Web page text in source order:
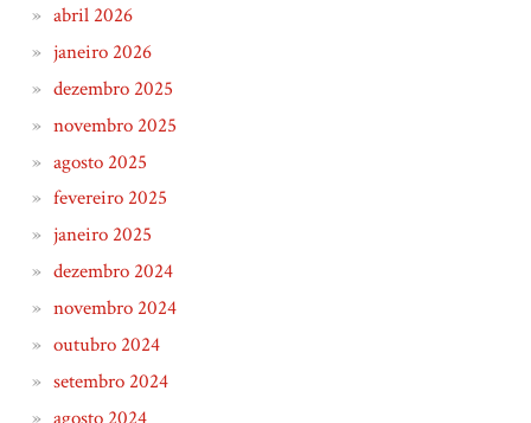
abril 2026
janeiro 2026
dezembro 2025
novembro 2025
agosto 2025
fevereiro 2025
janeiro 2025
dezembro 2024
novembro 2024
outubro 2024
setembro 2024